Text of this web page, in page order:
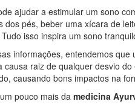
ajudar a estimular um sono
dos pés, beber uma xícara de
isso inspira um sono
informações, entendemos
causa raiz de qualquer desvio
causando bons impactos na
pouco mais damedicina